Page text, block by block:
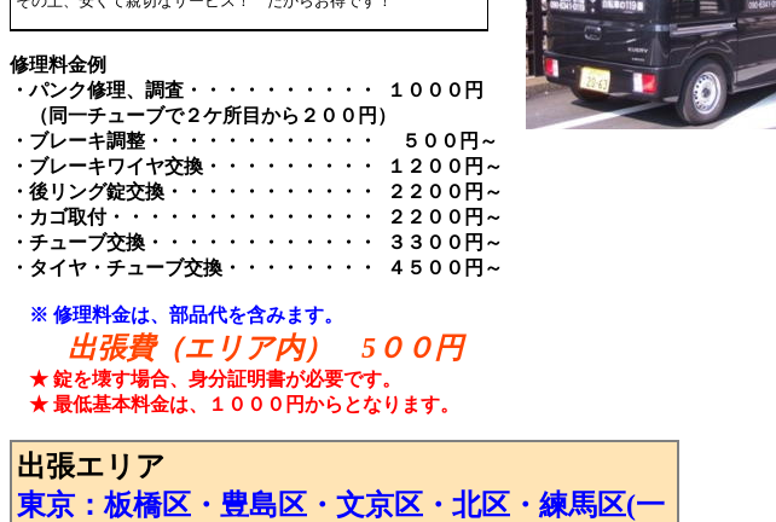
修理料金例
・パンク修理、調査・・・・・・・・・・ １０００円
（同一チューブで２ケ所目から２００円）
・ブレーキ調整・・・・・・・・・・・・ ５００円～
・ブレーキワイヤ交換・・・・・・・・・ １２００円～
・後リング錠交換・・・・・・・・・・・ ２２００円～
・カゴ取付・・・・・・・・・・・・・・ ２２００円～
・チューブ交換・・・・・・・・・・・・ ３３００円～
・タイヤ・チューブ交換・・・・・・・・ ４５００円～
※ 修理料金は、部品代を含みます。
出張費（エリア内） 5００円
★ 錠を壊す場合、身分証明書が必要です。
★ 最低基本料金は、１０００円からとなります。
出張エリア
東京 ：板橋区・豊島区・文京区・北区・練馬区(一